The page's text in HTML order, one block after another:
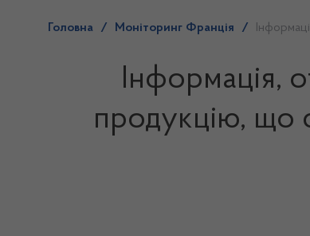
Головна / Моніторинг Франція /
Інформація,
продукцію, що